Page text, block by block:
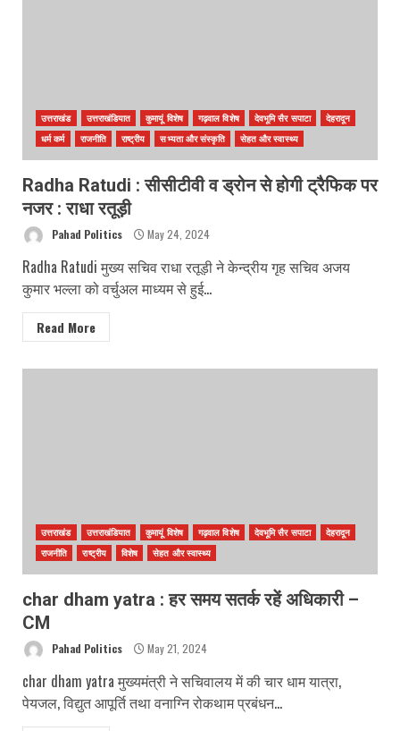
उत्तराखंड उत्तराखंडियात कुमायूं विशेष गढ़वाल विशेष देवभूमि सैर सपाटा
देहरादून
धर्म कर्म
राजनीति राष्ट्रीय सभ्यता और संस्कृति सेहत और स्वास्थ्य
Radha Ratudi : सीसीटीवी व ड्रोन से होगी ट्रैफिक पर
नजर : राधा रतूड़ी
Pahad Politics May 24, 2024
Radha Ratudi मुख्य सचिव राधा रतूड़ी ने केन्द्रीय गृह सचिव अजय
कुमार भल्ला को वर्चुअल माध्यम से हुई...
Read More
उत्तराखंड उत्तराखंडियात कुमायूं विशेष गढ़वाल विशेष देवभूमि सैर सपाटा
देहरादून
राजनीति
राष्ट्रीय विशेष सेहत और स्वास्थ्य
char dham yatra : हर समय सतर्क रहें अधिकारी –
CM
Pahad Politics May 21, 2024
char dham yatra मुख्यमंत्री ने सचिवालय में की चार धाम यात्रा,
पेयजल, विद्युत आपूर्ति तथा वनाग्नि रोकथाम प्रबंधन...